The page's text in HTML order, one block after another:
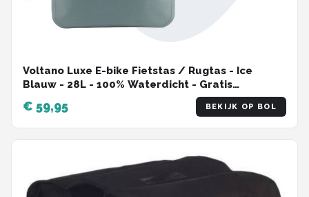
Voltano Luxe E-bike Fietstas / Rugtas - Ice
Blauw - 28L - 100% Waterdicht - Gratis
Schouderband - Met Groot Laptop Vak
€ 59,95 BEKIJK OP BOL